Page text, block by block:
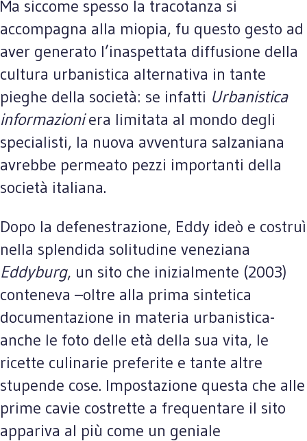
Ma siccome spesso la tracotanza si
accompagna alla miopia, fu questo gesto ad
aver generato l’inaspettata diffusione della
cultura urbanistica alternativa in tante
pieghe della società: se infatti Urbanistica
informazioniera limitata al mondo degli
specialisti, la nuova avventura salzaniana
avrebbe permeato pezzi importanti della
società italiana.
Dopo la defenestrazione, Eddy ideò e costruì
nella splendida solitudine veneziana
Eddyburg, un sito che inizialmente (2003)
conteneva –oltre alla prima sintetica
documentazione in materia urbanistica-
anche le foto delle età della sua vita, le
ricette culinarie preferite e tante altre
stupende cose. Impostazione questa che alle
prime cavie costrette a frequentare il sito
appariva al più come un geniale